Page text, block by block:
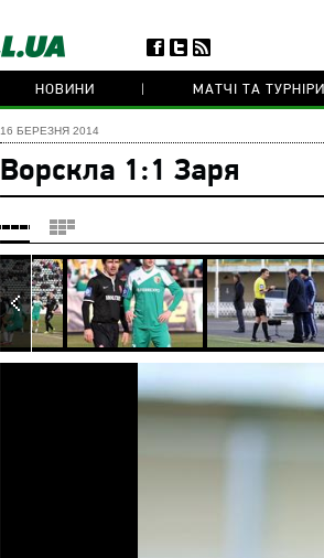
НОВИНИ МАТЧІ ТА ТУРНІРИ
16 БЕРЕЗНЯ 2014
Ворскла 1:1 Заря